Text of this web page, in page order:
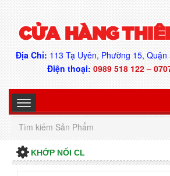
CỬA HÀNG
Địa Chỉ: 113 Tạ Uyên, Phường 15,
Điện thoại: 0989 518 122 –
KHỚP NỐI CL